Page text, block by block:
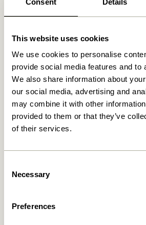
This website uses cookies
We use cookies to personalise
provide social media features and to
We also share information about
our social media, advertising and
may combine it with other
provided to them or that they’ve
of their services.
Selection
Necessary
Preferences
Relaterede varer
279,00kr.